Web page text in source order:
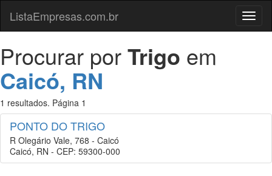
Menu
ListaEmpresas.com.br
Procurar porTrigo em
Caicó, RN
1 resultados. Página 1
PONTO DO TRIGO
R Olegário Vale, 768 - Caicó
Caicó, RN - CEP: 59300-000